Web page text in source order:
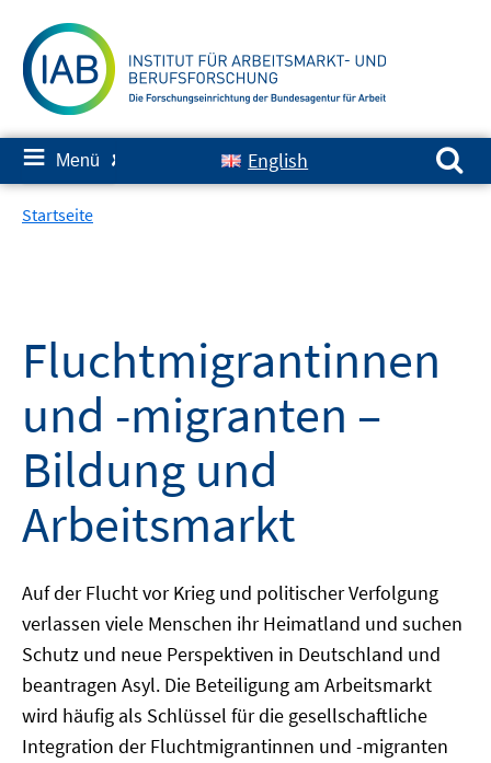
zum
Inhalt
≡ Menü ✘ English
Suchen nach:
Startseite
Fluchtmigrantinnen
und -migranten –
Bildung und
Arbeitsmarkt
Auf der Flucht vor Krieg und politischer Verfolgung
verlassen viele Menschen ihr Heimatland und suchen
Schutz und neue Perspektiven in Deutschland und
beantragen Asyl. Die Beteiligung am Arbeitsmarkt
wird häufig als Schlüssel für die gesellschaftliche
Integration der Fluchtmigrantinnen und -migranten